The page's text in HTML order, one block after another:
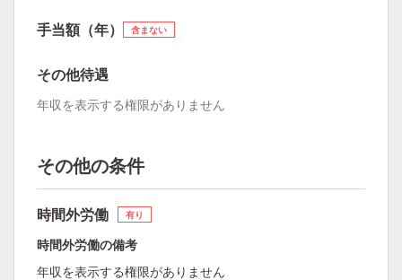
手当額（年） 含まない
その他待遇
年収を表示する権限がありません
その他の条件
時間外労働 有り
時間外労働の備考
年収を表示する権限がありません